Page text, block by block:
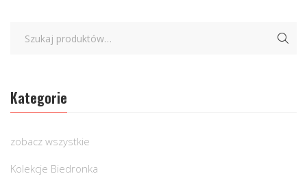
Kategorie
zobacz wszystkie
Kolekcje Biedronka